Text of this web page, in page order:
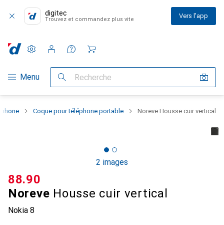
digitec
Trouvez et commandez plus vite Vers l'app
Navigation par catégorie
Menu Recherche
Paramètres
Compte client
Listes de comparaison
Listes d'envies
Panier
Coque pour téléphone portable Noreve Housse cuir vertical
2 images
Noreve Housse cuir vertical
Nokia 8
CHF
88.90